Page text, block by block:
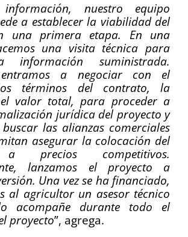
nuestro equipo
a establecer la viabilidad del
una primera etapa. En una
una visita técnica para
información suministrada.
entramos a negociar con el
términos del contrato, la
valor total, para proceder a
jurídica del proyecto y
las alianzas comerciales
asegurar la colocación del
precios competitivos.
lanzamos el proyecto a
Una vez se ha financiado,
al agricultor un asesor técnico
acompañe durante todo el
proyecto”, agrega.